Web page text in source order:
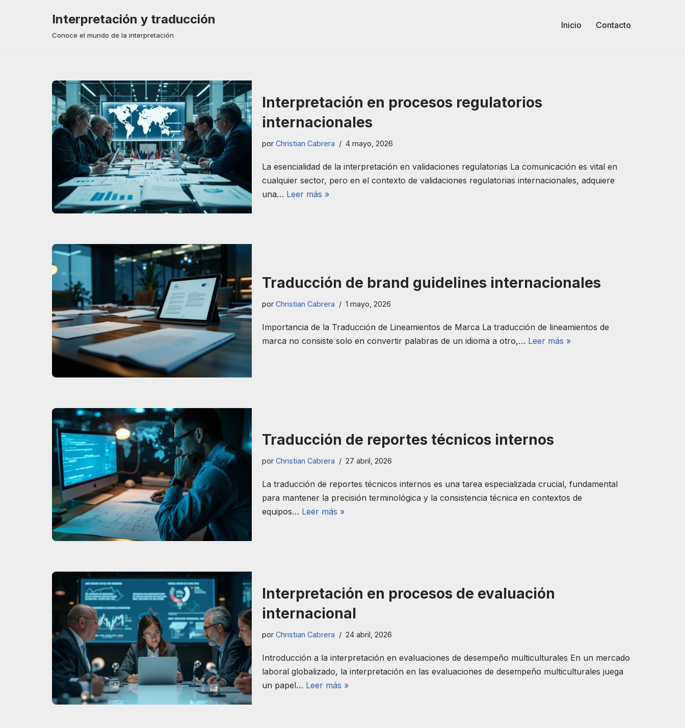
Interpretación y traducción
Conoce el mundo de la interpretación
Inicio Contacto
Interpretación en procesos regulatorios
internacionales
por Christian Cabrera 4 mayo, 2026
La esencialidad de la interpretación en validaciones regulatorias La comunicación es vital en
cualquier sector, pero en el contexto de validaciones regulatorias internacionales, adquiere
una… Leer más »
Traducción de brand guidelines internacionales
por Christian Cabrera 1 mayo, 2026
Importancia de la Traducción de Lineamientos de Marca La traducción de lineamientos de
marca no consiste solo en convertir palabras de un idioma a otro,… Leer más »
Traducción de reportes técnicos internos
por Christian Cabrera 27 abril, 2026
La traducción de reportes técnicos internos es una tarea especializada crucial, fundamental
para mantener la precisión terminológica y la consistencia técnica en contextos de
equipos… Leer más »
Interpretación en procesos de evaluación
internacional
por Christian Cabrera 24 abril, 2026
Introducción a la interpretación en evaluaciones de desempeño multiculturales En un mercado
laboral globalizado, la interpretación en las evaluaciones de desempeño multiculturales juega
un papel… Leer más »